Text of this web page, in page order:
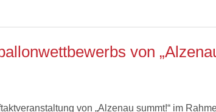
von
von „Alzenau summt!“ im